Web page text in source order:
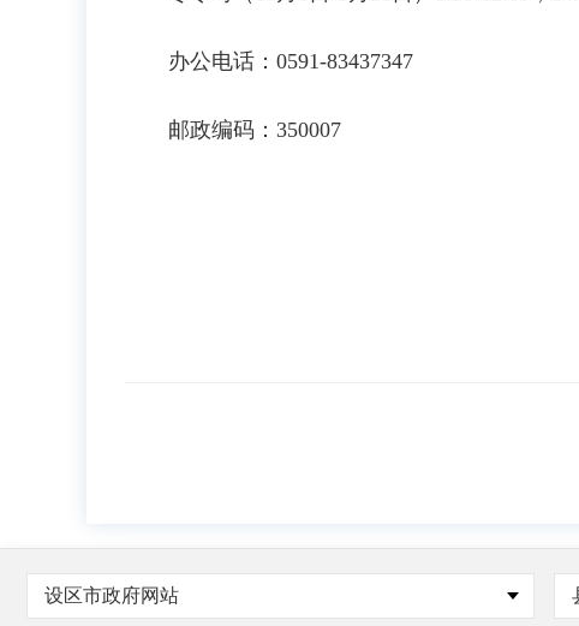
办公电话：0591-83437347
邮政编码：350007
设区市政府网站